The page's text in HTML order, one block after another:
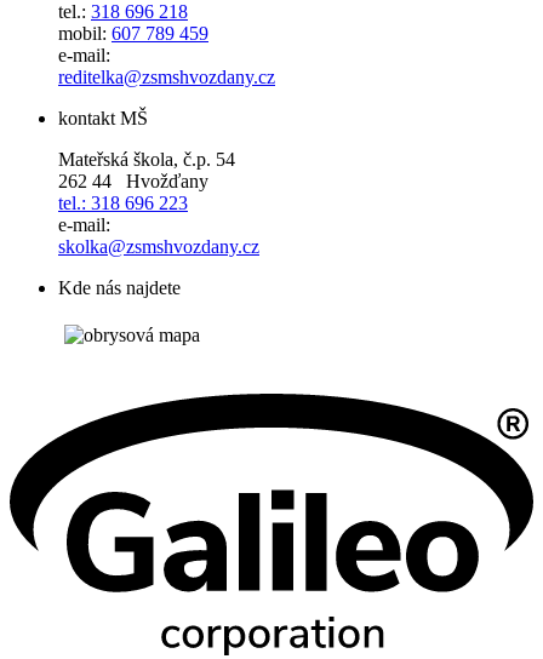
tel.: 318 696 218
mobil: 607 789 459
e-mail:
reditelka@zsmshvozdany.cz
kontakt MŠ
Mateřská škola, č.p. 54
262 44 Hvožďany
tel.: 318 696 223
e-mail:
skolka@zsmshvozdany.cz
Kde nás najdete